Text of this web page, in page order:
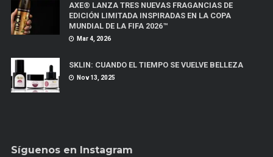
AXE® LANZA TRES NUEVAS FRAGANCIAS DE
EDICIÓN LIMITADA INSPIRADAS EN LA COPA
MUNDIAL DE LA FIFA 2026™
Mar 4, 2026
SKLIN: CUANDO EL TIEMPO SE VUELVE BELLEZA
Nov 13, 2025
Síguenos en Instagram